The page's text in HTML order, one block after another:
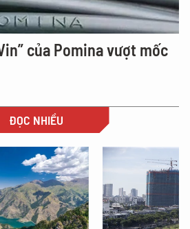
của Pomina vượt mốc
ĐỌC NHIỀU